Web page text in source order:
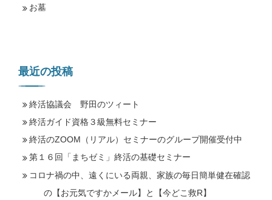
お墓
最近の投稿
終活協議会 野田のツィート
終活ガイド資格３級無料セミナー
終活のZOOM（リアル）セミナーのグループ開催受付中
第１６回「まちゼミ」終活の基礎セミナー
コロナ禍の中、遠くにいる両親、家族の毎日簡単健在確認
の【お元気ですかメール】と【今どこ救R】